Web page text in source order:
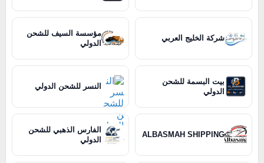
شركة الخليج العربي
مؤسسة السيف للشحن
الدولي
بيت البسمة للشحن
الدولي
النسر للشحن الدولي
ALBASMAH SHIPPING
الفارس الذهبي للشحن
الدولي